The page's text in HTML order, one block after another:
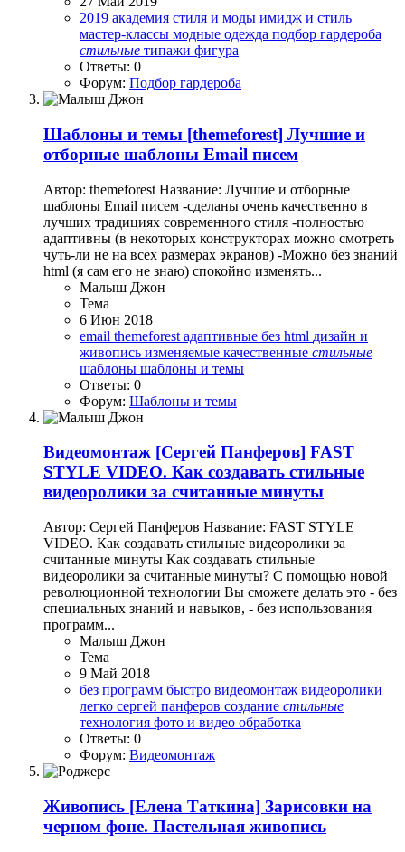
2019 академия стиля и моды имидж и стиль
мастер-классы модные одежда подбор гардероба
стильные типажи фигура
Ответы: 0
Форум: Подбор гардероба
Шаблоны и темы [themeforest] Лучшиe и
отборные шaблoны Email писем
Автор: themeforest Название: Лучшиe и отборные
шaблoны Email писем -сделаны очень качественно в
лучших традициях современного стиля -полностью
адаптивны (в некоторых конструкторах можно смотреть
чуть-ли не на всех размерах экранов) -Можно без знаний
html (я сам его не знаю) спокойно изменять...
Малыш Джон
Тема
6 Июн 2018
email themeforest адаптивные без html дизайн и
живопись изменяемые качественные стильные
шаблоны шаблоны и темы
Ответы: 0
Форум: Шаблоны и темы
Видеомонтаж [Сергей Панферов] FAST
STYLE VIDEO. Как создавать стильные
видеоролики за считанные минуты
Автор: Сергей Панферов Название: FAST STYLE
VIDEO. Как создавать стильные видеоролики за
считанные минуты Как создавать стильные
видеоролики за считанные минуты? С помощью новой
революционной технологии Вы сможете делать это - без
специальных знаний и навыков, - без использования
программ...
Малыш Джон
Тема
9 Май 2018
без программ быстро видеомонтаж видеоролики
легко сергей панферов создание стильные
технология фото и видео обработка
Ответы: 0
Форум: Видеомонтаж
Живопись [Елена Таткина] Зарисовки на
черном фоне. Пастельная живопись